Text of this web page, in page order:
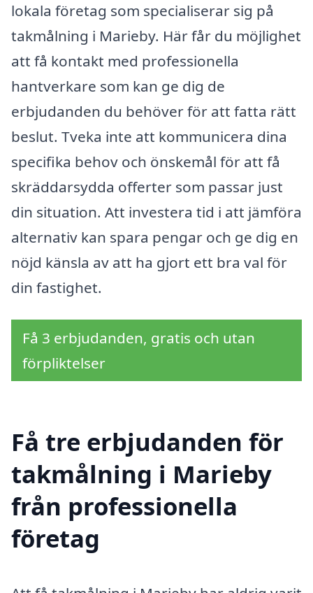
lokala företag som specialiserar sig på
takmålning i Marieby. Här får du möjlighet
att få kontakt med professionella
hantverkare som kan ge dig de
erbjudanden du behöver för att fatta rätt
beslut. Tveka inte att kommunicera dina
specifika behov och önskemål för att få
skräddarsydda offerter som passar just
din situation. Att investera tid i att jämföra
alternativ kan spara pengar och ge dig en
nöjd känsla av att ha gjort ett bra val för
din fastighet.
Få 3 erbjudanden, gratis och utan
förpliktelser
Få tre erbjudanden för
takmålning i Marieby
från professionella
företag